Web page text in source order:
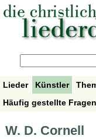
Lieder Künstler
Häufig gestellte Fragen
W. D. Cornell